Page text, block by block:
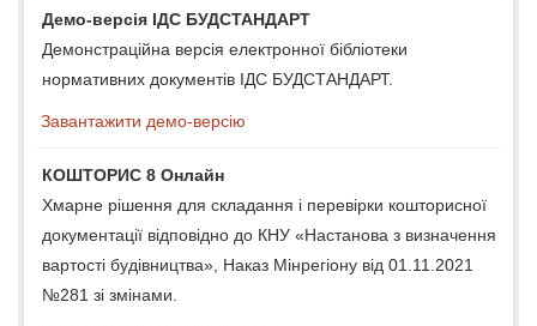
Демо-версія ІДС БУДСТАНДАРТ
Демонстраційна версія електронної бібліотеки
нормативних документів ІДС БУДСТАНДАРТ.
Завантажити демо-версію
КОШТОРИС 8 Онлайн
Хмарне рішення для складання і перевірки кошторисної
документації відповідно до КНУ «Настанова з визначення
вартості будівництва», Наказ Мінрегіону від 01.11.2021
№281 зі змінами.